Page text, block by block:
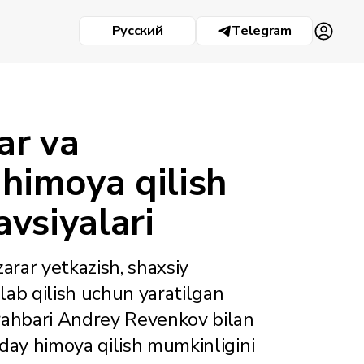
Русский Telegram
va
qilish
yetkazish, shaxsiy
qilish uchun yaratilgan
Andrey Revenkov bilan
himoya qilish mumkinligini